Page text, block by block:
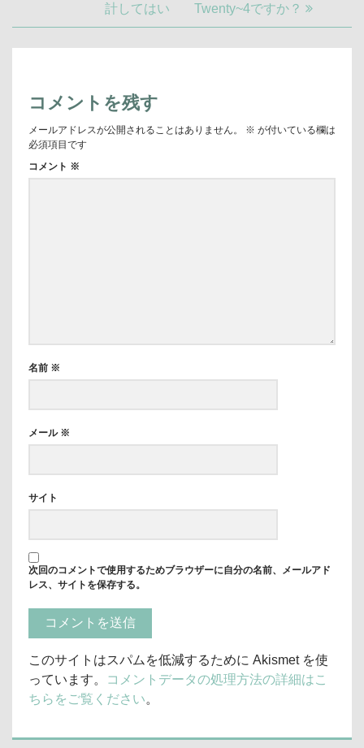
ー
シ
記
事:
計してはい
記
事:
Twenty~4ですか？
コメントを残す
メールアドレスが公開されることはありません。 ※ が付いている欄は
必須項目です
コメント ※
名前 ※
メール ※
サイト
次回のコメントで使用するためブラウザーに自分の名前、メールアド
レス、サイトを保存する。
このサイトはスパムを低減するために Akismet を使
っています。
コメントデータの処理方法の詳細はこ
ちらをご覧ください。